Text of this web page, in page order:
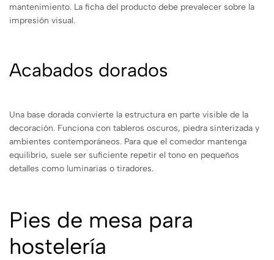
mantenimiento. La ficha del producto debe prevalecer sobre la
impresión visual.
Acabados dorados
Una base dorada convierte la estructura en parte visible de la
decoración. Funciona con tableros oscuros, piedra sinterizada y
ambientes contemporáneos. Para que el comedor mantenga
equilibrio, suele ser suficiente repetir el tono en pequeños
detalles como luminarias o tiradores.
Pies de mesa para
hostelería